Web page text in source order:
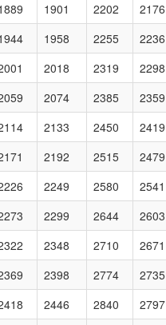
1901 2202 2176
1958 2255 2236
2018 2319 2298
2074 2385 2359
2133 2450 2419
2192 2515 2479
2249 2580 2541
2299 2644 2603
2348 2710 2671
2398 2774 2735
2446 2840 2797